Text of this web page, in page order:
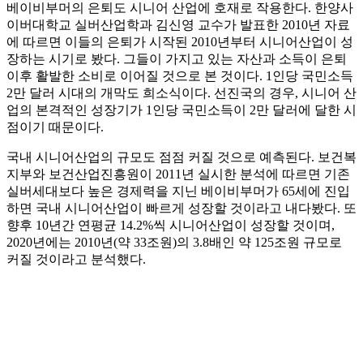
베이비부머의 은퇴도 시니어 산업에 호재로 작용한다. 한양사
이버대학교 실버산업학과 김신영 교수가 발표한 2010년 자료
에 따르면 이들의 은퇴가 시작된 2010년부터 시니어산업이 성
장하는 시기로 봤다. 그들이 가지고 있는 자산과 소득이 은퇴
이후 활발한 소비로 이어질 것으로 본 것이다. 1인당 국민소득
2만 달러 시대의 개막도 희소식이다. 선진국의 경우, 시니어 산
업의 본격적인 성장기가 1인당 국민소득이 2만 달러에 달한 시
점이기 때문이다.
국내 시니어산업의 규모도 점점 커질 것으로 예측된다. 보건복
지부와 보건산업진흥원이 2011년 실시한 분석에 따르면 기존
실버세대보다 높은 경제력을 지닌 베이비부머가 65세에 진입
하면 국내 시니어산업이 빠르게 성장할 것이라고 내다봤다. 또
향후 10년간 연평균 14.2%씩 시니어산업이 성장할 것이며,
2020년에는 2010년(약 33조원)의 3.8배인 약 125조원 규모로
커질 것이라고 분석했다.